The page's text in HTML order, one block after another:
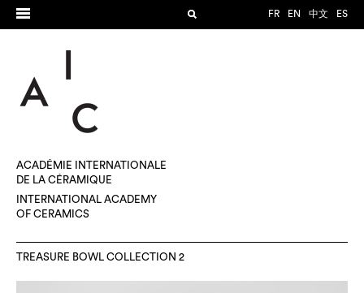
FR EN 中文 ES
ACADÉMIE INTERNATIONALE
DE LA CÉRAMIQUE
INTERNATIONAL ACADEMY
OF CERAMICS
TREASURE BOWL COLLECTION 2